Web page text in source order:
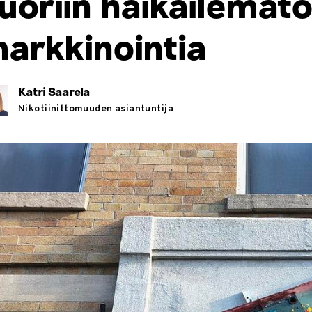
Katri Saarela
Nikotiinittomuuden asiantuntija